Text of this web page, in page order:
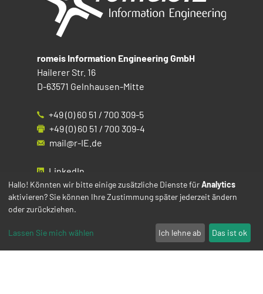
romeis Information Engineering GmbH
Hailerer Str. 16
D-63571 Gelnhausen-Mitte
+49 (0) 60 51 / 700 309-5
+49 (0) 60 51 / 700 309-4
mail@r-IE.de
LinkedIn
Instagram
Facebook
YouTube
Hallo! Könnten wir bitte einige zusätzliche Dienste fürAnalytics
aktivieren? Sie können Ihre Zustimmung später jederzeit ändern
oder zurückziehen.
Lassen Sie mich wählen Ich lehne ab Das ist ok